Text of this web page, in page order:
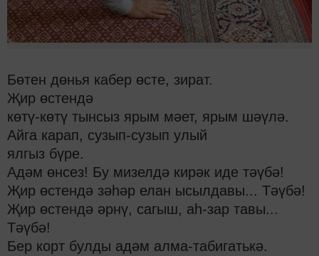
Бөтен дөнья кабер өсте, зират.
Җир өстендә
көтү-көтү тынсыз ярым мәет, ярым шәүлә.
Айга карап, сузып-сузып улый
ялгыз бүре.
Адәм өнсез! Бу мизелдә кирәк иде тәүбә!
Җир өстендә зәһәр елан ысылдавы... Тәүбә!
Җир өстендә әрнү, сагыш, аһ-зар тавы...
Тәүбә!
Бер корт булды адәм алма-табигатькә.